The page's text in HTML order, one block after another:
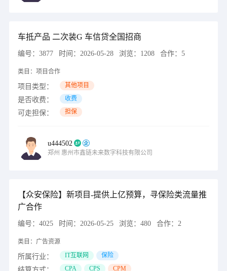
车抵产品 二次装G 车信贷全国招商
编号： 3877 时间： 2026-05-28 浏览： 1208 合作： 5
类目： 项目合作
项目类型： 其他项目
是否收费： 收费
可走担保： 担保
u444502
郑州 惠州市鑫链未来数字科技有限公司
【众安保险】新项目-提供上亿预算，寻保险类流量推
广合作
编号： 4025 时间： 2026-05-25 浏览： 480 合作： 2
类目： 广告资源
所属行业： IT互联网 保险
CPA CPS CPM